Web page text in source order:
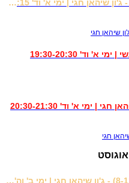
2026 קראטה מתקדם נוער (12-15) - ג'ון שיהאן חגי | ימי א' וד' 19:15-20:15
2026 קראטה מתח'/מתקד' ילדים (8-11) - ג'ון שיהאן חגי | ימי ב' וה' 16:15-17:15